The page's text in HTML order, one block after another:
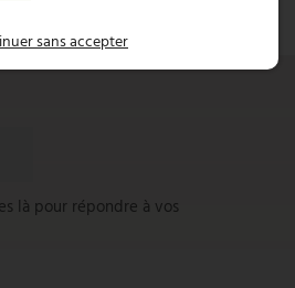
là pour répondre à vos
sans accepter